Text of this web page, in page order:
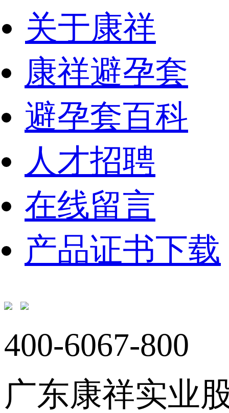
关于康祥
康祥避孕套
避孕套百科
人才招聘
在线留言
产品证书下载
400-6067-800
广东康祥实业